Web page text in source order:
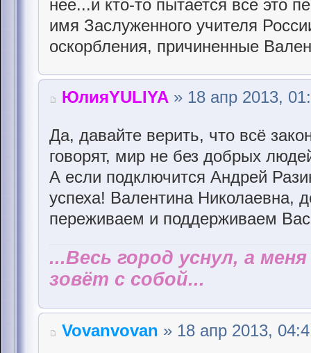
нее...и кто-то пытается все это
имя Заслуженного учителя
оскорбления, причиненные
ЮлияYULIYA » 18 апр 2013,
Да, давайте верить, что всё
говорят, мир не без добрых
А если подключится Андрей
успеха! Валентина Николаевна,
переживаем и поддерживаем
...Весь город уснул, а
зовёт с собой...
Vovanvovan » 18 апр 2013,